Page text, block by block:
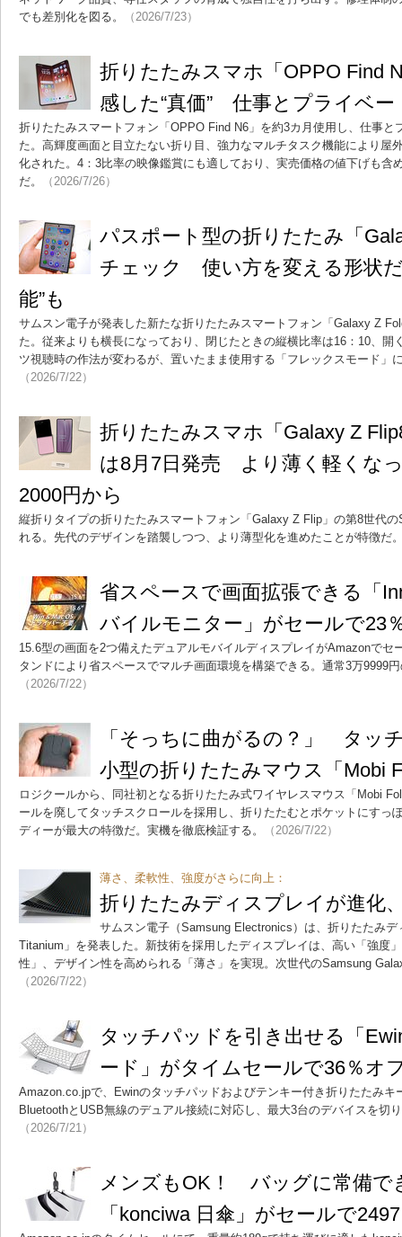
でも差別化を図る。
（2026/7/23）
折りたたみスマホ「OPPO Find
感した“真価” 仕事とプライベー
折りたたみスマートフォン「OPPO Find N6」を約3カ月使用し、仕事と
た。高輝度画面と目立たない折り目、強力なマルチタスク機能により屋
化された。4：3比率の映像鑑賞にも適しており、実売価格の値下げも含
だ。
（2026/7/26）
パスポート型の折りたたみ「
チェック 使い方を変える形状
能”も
サムスン電子が発表した新たな折りたたみスマートフォン「Galaxy Z
た。従来よりも横長になっており、閉じたときの縦横比率は16：10、開
ツ視聴時の作法が変わるが、置いたまま使用する「フレックスモード」
（2026/7/22）
折りたたみスマホ「Galaxy Z
は8月7日発売 より薄く軽くな
2000円から
縦折りタイプの折りたたみスマートフォン「Galaxy Z Flip」の第8世代
れる。先代のデザインを踏襲しつつ、より薄型化を進めたことが特徴だ
省スペースで画面拡張できる「
バイルモニター」がセールで23
15.6型の画面を2つ備えたデュアルモバイルディスプレイがAmazonでセ
タンドにより省スペースでマルチ画面環境を構築できる。通常3万9999
（2026/7/22）
「そっちに曲がるの？」 タッ
小型の折りたたみマウス「Mobi
ロジクールから、同社初となる折りたたみ式ワイヤレスマウス「Mobi
ールを廃してタッチスクロールを採用し、折りたたむとポケットにすっ
ディーが最大の特徴だ。実機を徹底検証する。
（2026/7/22）
薄さ、柔軟性、強度がさらに向上：
折りたたみディスプレイが進化
サムスン電子（Samsung Electronics）は、折りたたみ
Titanium」を発表した。新技術を採用したディスプレイは、高い「強度
性」、デザイン性を高められる「薄さ」を実現。次世代のSamsung
（2026/7/22）
タッチパッドを引き出せる「
ード」がタイムセールで36％オ
Amazon.co.jpで、Ewinのタッチパッドおよびテンキー付き折りたたみキ
BluetoothとUSB無線のデュアル接続に対応し、最大3台のデバイスを切
（2026/7/21）
メンズもOK！ バッグに常備で
「konciwa 日傘」がセールで